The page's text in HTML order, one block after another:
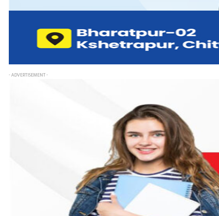
- ADVERTISEMENT -